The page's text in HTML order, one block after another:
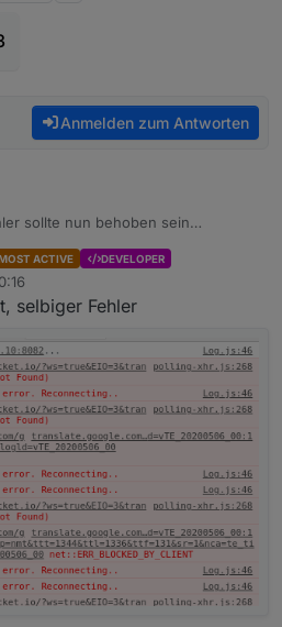
Anmelden zum Antworten
sollte nun behoben sein
rc.3von Github probieren?
ACTIVE DEVELOPER
selbiger Fehler